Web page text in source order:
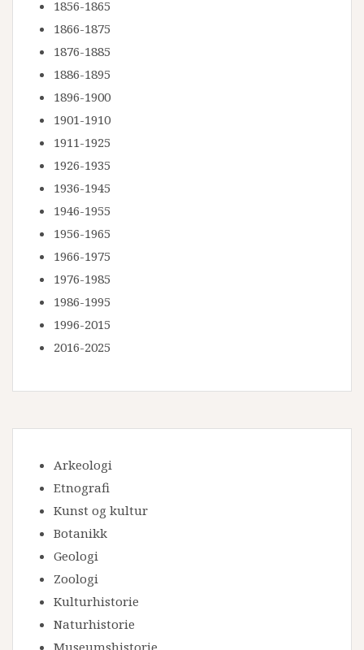
1856-1865
1866-1875
1876-1885
1886-1895
1896-1900
1901-1910
1911-1925
1926-1935
1936-1945
1946-1955
1956-1965
1966-1975
1976-1985
1986-1995
1996-2015
2016-2025
Arkeologi
Etnografi
Kunst og kultur
Botanikk
Geologi
Zoologi
Kulturhistorie
Naturhistorie